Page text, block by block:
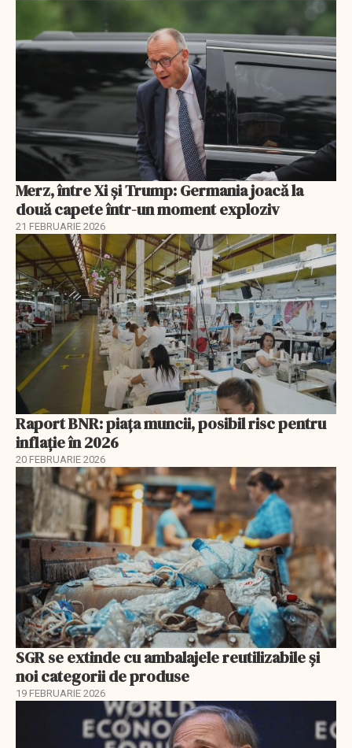
Merz, între Xi și Trump: Germania joacă la
două capete într-un moment exploziv
21 FEBRUARIE 2026
Raport BNR: piața muncii, posibil risc pentru
inflație în 2026
20 FEBRUARIE 2026
SGR se extinde cu ambalajele reutilizabile și
noi categorii de produse
19 FEBRUARIE 2026